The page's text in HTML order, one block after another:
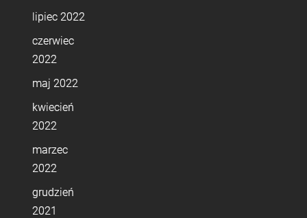
lipiec 2022
czerwiec
2022
maj 2022
kwiecień
2022
marzec
2022
grudzień
2021